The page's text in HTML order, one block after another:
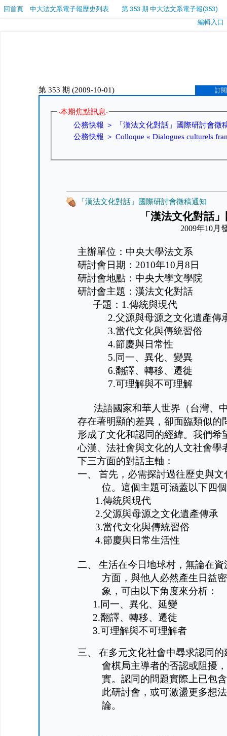
回首頁 中大法文系電子報歷史列表
第 353 期 中大法文系電子報(353)
編輯入口